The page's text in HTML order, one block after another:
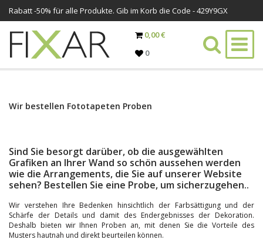
Rabatt -50% für alle Produkte. Gib im Korb die Code - 429Y9GX
0,00 €
0
Wir bestellen Fototapeten Proben
Sind Sie besorgt darüber, ob die ausgewählten
Grafiken an Ihrer Wand so schön aussehen werden
wie die Arrangements, die Sie auf unserer Website
sehen? Bestellen Sie eine Probe, um sicherzugehen..
Wir verstehen Ihre Bedenken hinsichtlich der Farbsättigung und der
Schärfe der Details und damit des Endergebnisses der Dekoration.
Deshalb bieten wir Ihnen Proben an, mit denen Sie die Vorteile des
Musters hautnah und direkt beurteilen können.